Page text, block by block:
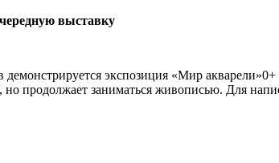
выставку
экспозиция «Мир
продолжает заниматься живописью. Для